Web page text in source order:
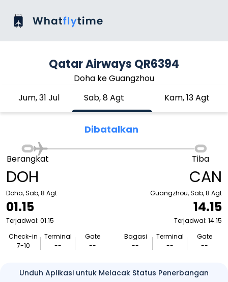
Qatar Airways QR6394
Doha ke Guangzhou
Jum, 31 Jul
Sab, 8 Agt Kam, 13 Agt
Dibatalkan
DOH
Doha, Sab, 8 Agt
01.15
Terjadwal: 01.15
Check-in
7-10
Terminal
--
Gate
--
Berangkat Tiba
CAN
Guangzhou, Sab, 8 Agt
14.15
Terjadwal: 14.15
Bagasi
--
Terminal
--
Gate
--
Unduh Aplikasi untuk Melacak Status Penerbangan